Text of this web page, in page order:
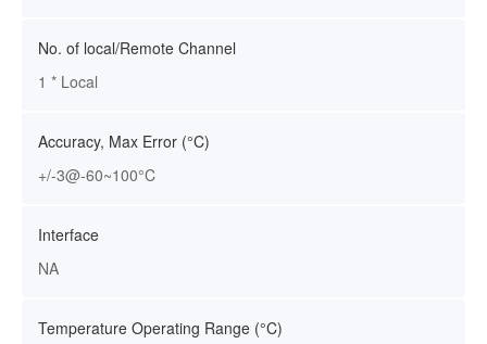
No. of local/Remote Channel
1 * Local
Accuracy, Max Error (°C)
+/-3@-60~100°C
Interface
NA
Temperature Operating Range (°C)